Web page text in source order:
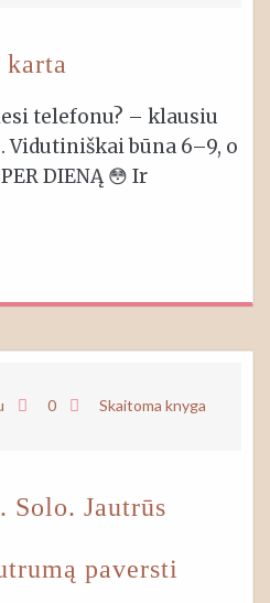
telefonu? – klausiu
Vidutiniškai būna 6–9, o
DIENĄ 😳 Ir
0 Skaitoma knyga
Solo. Jautrūs
paversti